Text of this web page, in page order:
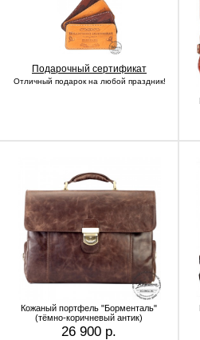
Подарочный сертификат
Отличный подарок на любой праздник!
Кожаный портфель "Борменталь"
(тёмно-коричневый антик)
26 900 р.